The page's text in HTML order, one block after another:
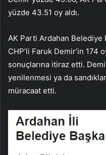
yüzde 43.51 oy aldı.
AK Parti Ardahan Belediye
CHP’li Faruk Demir’in 174
sonuçlarına itiraz etti.
yenilenmesi ya da
müracaat etti.